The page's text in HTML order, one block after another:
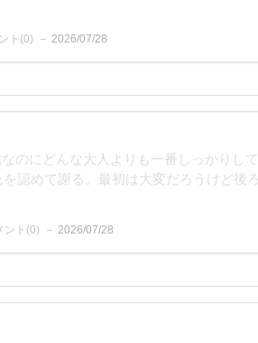
ト(0) 2026/07/28
のにどんな大人よりも一番しっかりし
認めて謝る。最初は大変だろうけど後
ント(0) 2026/07/28